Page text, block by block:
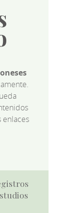
enlaces